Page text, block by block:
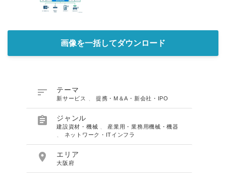
画像を一括してダウンロード
 テーマ
新サービス 、 提携・M＆A・新会社・IPO
 ジャンル
建設資材・機械 、 産業用・業務用機械・機器
、
ネットワーク・ITインフラ
 エリア
大阪府